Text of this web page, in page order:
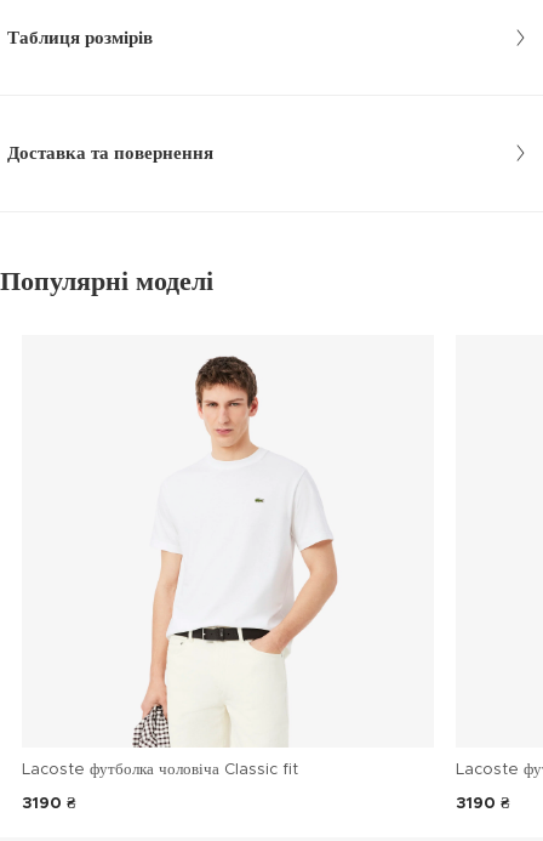
Таблиця розмірів
Доставка та повернення
Популярні моделі
Lacoste футболка чоловіча Classic fit
3190 ₴
Lacoste
3190 ₴